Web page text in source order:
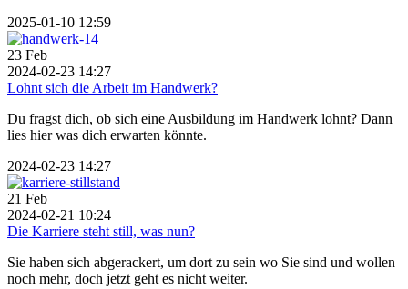
2025-01-10 12:59
23 Feb
2024-02-23 14:27
Lohnt sich die Arbeit im Handwerk?
Du fragst dich, ob sich eine Ausbildung im Handwerk lohnt? Dann
lies hier was dich erwarten könnte.
2024-02-23 14:27
21 Feb
2024-02-21 10:24
Die Karriere steht still, was nun?
Sie haben sich abgerackert, um dort zu sein wo Sie sind und wollen
noch mehr, doch jetzt geht es nicht weiter.